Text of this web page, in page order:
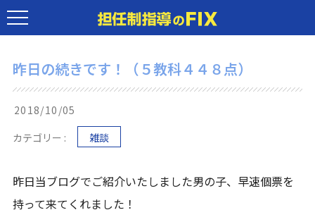
昨日の続きです！（５教科４４８点）
2018/10/05
カテゴリー :
雑談
昨日当ブログでご紹介いたしました男の子、早速個票を
持って来てくれました！